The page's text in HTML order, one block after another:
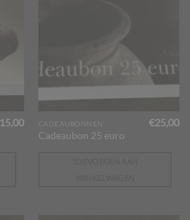
15,00 CADEAUBONNEN
Cadeaubon 25 euro
€25,00